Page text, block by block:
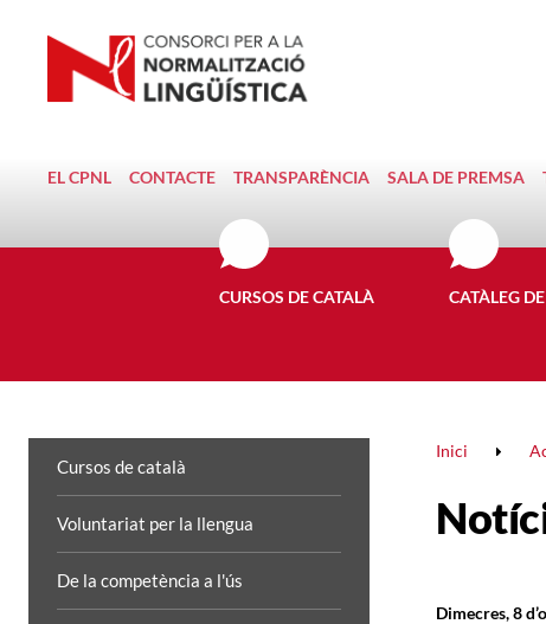
EL CPNL CONTACTE TRANSPARÈNCIA SALA DE PREMSA
CURSOS DE CATALÀ CATÀLEG
Cursos de català
Voluntariat per la llengua
De la competència a l'ús
Inici
Dimecres, 8